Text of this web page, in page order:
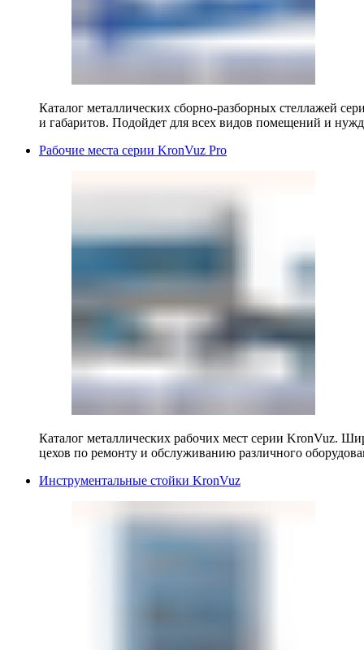
Каталог металлических сборно-разборных стеллажей
и габаритов. Подойдет для всех видов помещений и
Рабочие места серии KronVuz Pro
Каталог металлических рабочих мест серии KronVuz.
цехов по ремонту и обслуживанию различного
Инструментальные стойки KronVuz